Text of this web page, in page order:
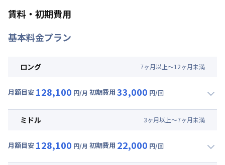
賃料・初期費用
基本料金プラン
ロング 7ヶ月以上～12ヶ月未満
月額目安 128,100 円/月 初期費用 33,000 円/回
月額賃料目安(30日利用)
光熱費他 : 21,000円/月 (700円/日) (税抜)
ミドル 3ヶ月以上～7ヶ月未満
月額目安 128,100 円/月 初期費用 22,000 円/回